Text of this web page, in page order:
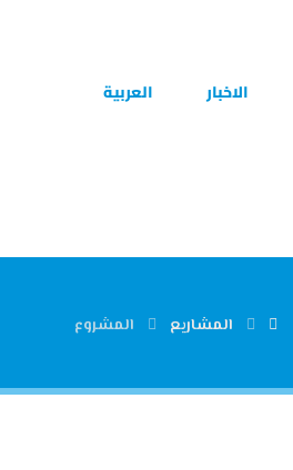
الاخبار العربية
المشاريع المشروع